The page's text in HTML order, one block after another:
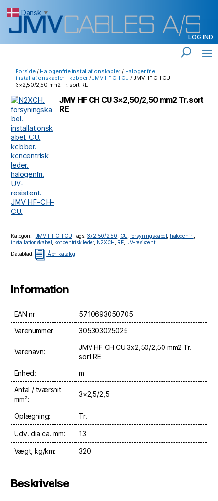
LOG IND
Forside/ Halogenfrie installationskabler / Halogenfrie
installationskabler - kobber /JMV HF CH CU / JMV HF CH CU
3×2,50/2,50 mm2 Tr. sort RE
JMV HF CH CU 3×2,50/2,50 mm2 Tr. sort
RE
Kategori: JMV HF CH CU Tags: 3x2.50/2.50, CU, forsyningskabel, halogenfri,
installationskabel, koncentrisk leder, N2XCH, RE, UV-resistent
Datablad: i Åbn katalog
Information
EAN nr:
5710693050705
Varenummer:
305303025025
Varenavn:
JMV HF CH CU 3x2,50/2,50 mm2 Tr.
sort RE
Enhed:
m
Antal / tværsnit
mm²:
3×2,5/2,5
Oplægning: Tr.
Udv. dia ca. mm: 13
Vægt, kg/km: 320
Beskrivelse
Dansk ▼